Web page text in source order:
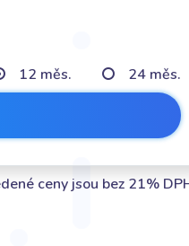
12 měs. 24 měs.
ceny jsou bez 21%